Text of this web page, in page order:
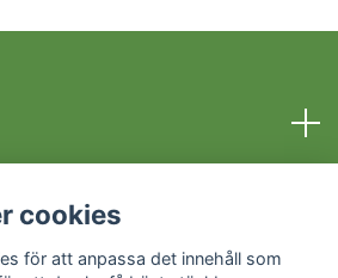
cookies
för att anpassa det innehåll som